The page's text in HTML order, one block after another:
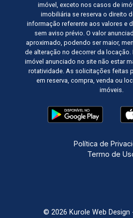
imóvel, exceto nos casos de
imobiliária se reserva o direito
informação referente aos valores e
sem aviso prévio. O valor
aproximado, podendo ser maior,
de alteração no decorrer da locação.
imóvel anunciado no site não estar
rotatividade. As solicitações feitas
em reserva, compra, venda ou
imóveis.
Política de
Termo de
© 2026 Kurole Web Design